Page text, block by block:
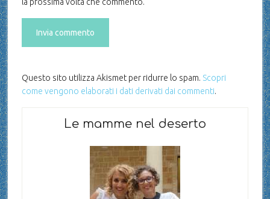
Questo sito utilizza Akismet per ridurre lo spam. Scopri
come vengono elaborati i dati derivati dai commenti.
Le mamme nel deserto